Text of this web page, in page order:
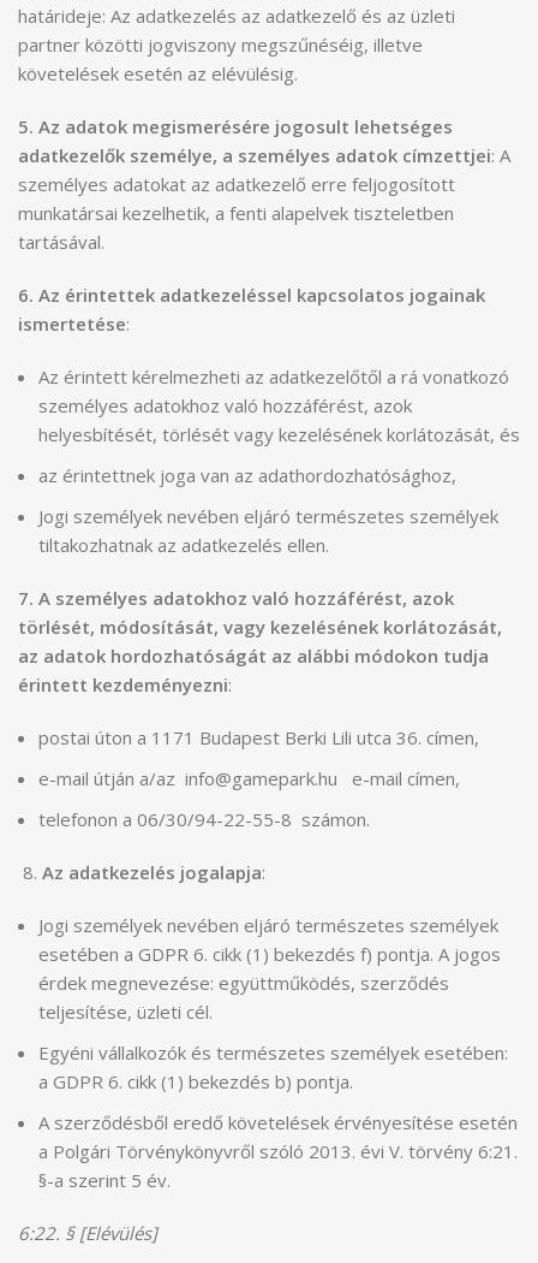
határideje: Az adatkezelés az adatkezelő és az üzleti
partner közötti jogviszony megszűnéséig, illetve
követelések esetén az elévülésig.
5. Az adatok megismerésére jogosult lehetséges
adatkezelők személye, a személyes adatok címzettjei: A
személyes adatokat az adatkezelő erre feljogosított
munkatársai kezelhetik, a fenti alapelvek tiszteletben
tartásával.
6. Az érintettek adatkezeléssel kapcsolatos jogainak
ismertetése:
Az érintett kérelmezheti az adatkezelőtől a rá vonatkozó
személyes adatokhoz való hozzáférést, azok
helyesbítését, törlését vagy kezelésének korlátozását, és
az érintettnek joga van az adathordozhatósághoz,
Jogi személyek nevében eljáró természetes személyek
tiltakozhatnak az adatkezelés ellen.
7. A személyes adatokhoz való hozzáférést, azok
törlését, módosítását, vagy kezelésének korlátozását,
az adatok hordozhatóságát az alábbi módokon tudja
érintett kezdeményezni:
postai úton a 1171 Budapest Berki Lili utca 36. címen,
e-mail útján a/az info@gamepark.hu e-mail címen,
telefonon a 06/30/94-22-55-8 számon.
8. Az adatkezelés jogalapja:
Jogi személyek nevében eljáró természetes személyek
esetében a GDPR 6. cikk (1) bekezdés f) pontja. A jogos
érdek megnevezése: együttműködés, szerződés
teljesítése, üzleti cél.
Egyéni vállalkozók és természetes személyek esetében:
a GDPR 6. cikk (1) bekezdés b) pontja.
A szerződésből eredő követelések érvényesítése esetén
a Polgári Törvénykönyvről szóló 2013. évi V. törvény 6:21.
§-a szerint 5 év.
6:22. § [Elévülés]